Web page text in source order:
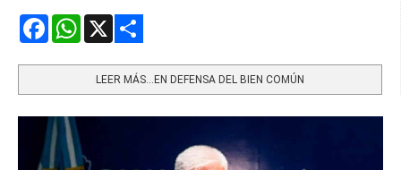
FacebookWhatsApp
LEER MÁS…EN DEFENSA DEL BIEN COMÚN